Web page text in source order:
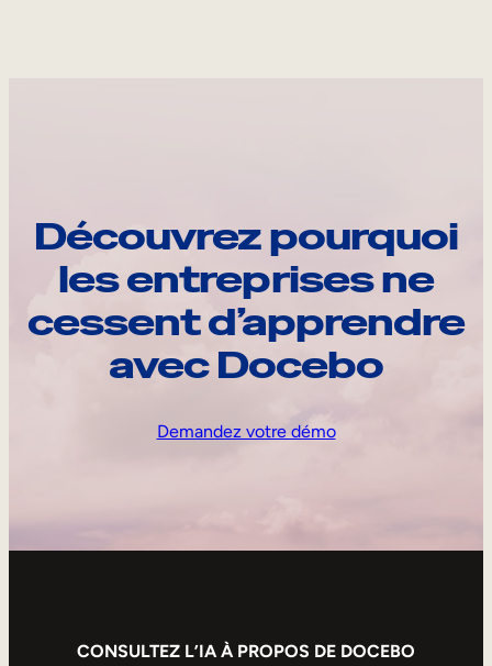
Découvrez pourquoi
les entreprises ne
cessent d’apprendre
avec Docebo
Demandez votre démo
CONSULTEZ L’IA À PROPOS DE DOCEBO